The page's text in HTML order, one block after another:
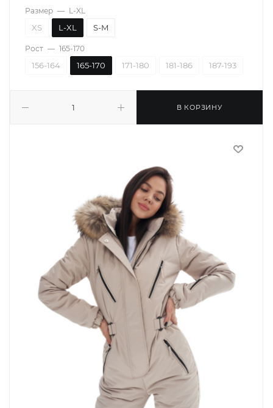
В КОРЗИНУ
Размер — L-XL
XS L-XL S-M
Рост — 165-170
156-164 165-170 171-180 181-186 187-193